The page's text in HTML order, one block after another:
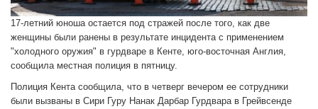
17-летний юноша остается под стражей после того, как две
женщины были ранены в результате инцидента с применением
"холодного оружия" в гурдваре в Кенте, юго-восточная Англия,
сообщила местная полиция в пятницу.
Полиция Кента сообщила, что в четверг вечером ее сотрудники
были вызваны в Сири Гуру Нанак Дарбар Гурдвара в Грейвсенде